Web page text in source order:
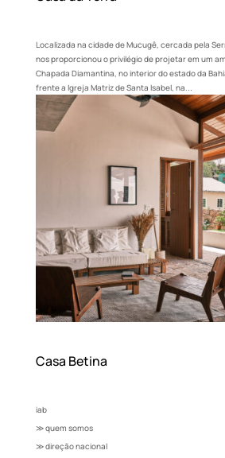
Casa Betina
Localizada na cidade de Mucugê, cercada pela
nos proporcionou o privilégio de projetar em um
Chapada Diamantina, no interior do estado da
frente a Igreja Matriz de Santa Isabel, na...
iab
≫ quem somos
≫ direção nacional